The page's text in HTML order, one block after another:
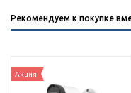
Рекомендуем к покупке
Акция